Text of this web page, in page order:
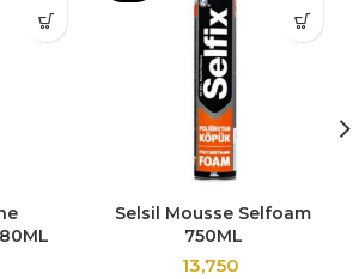
Selsil Mousse Selfoam
750ML
13,750